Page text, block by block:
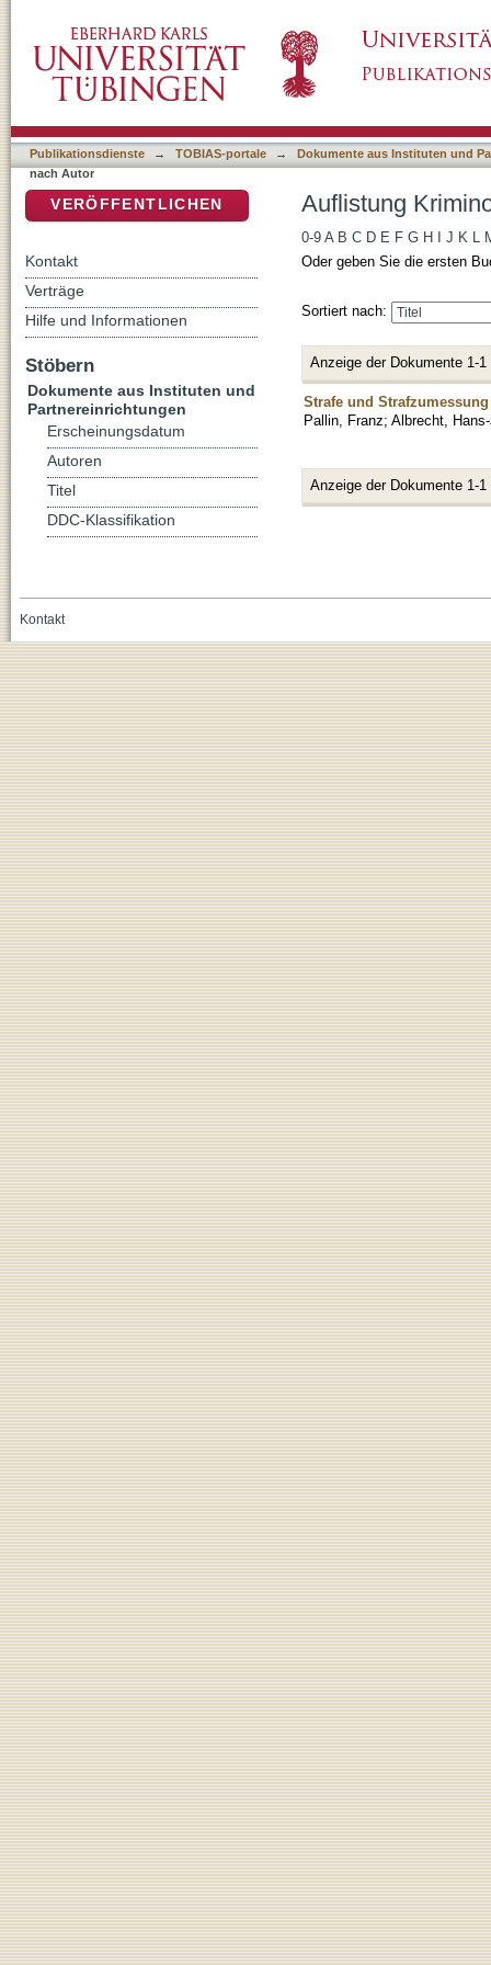
Publikationsdienste → TOBIAS-portale →
Dokumente aus Instituten und
nach Autor
Auflistung
0-9 A B C D E F G H J K L
Oder geben Sie die ersten
Sortiert nach:
Anzeige der Dokumente 1-1
Strafe und
Pallin, Franz; Albrecht,
Anzeige der Dokumente 1-1
VERÖFFENTLICHEN
Kontakt
Verträge
Hilfe und Informationen
Stöbern
Dokumente aus Instituten und
Partnereinrichtungen
Erscheinungsdatum
Autoren
Titel
DDC-Klassifikation
Kontakt